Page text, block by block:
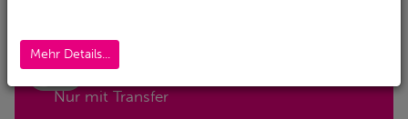
Nur mit Transfer
Mehr Details...